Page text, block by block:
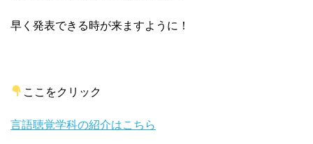
早く発表できる時が来ますように！
ここをクリック
言語聴覚学科の紹介はこちら